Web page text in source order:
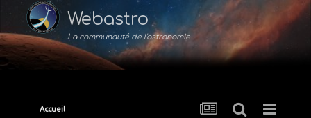
Webastro
La communauté de l'astronomie
Accueil